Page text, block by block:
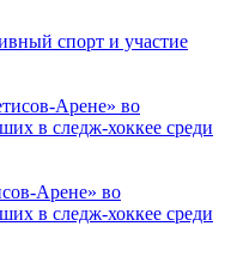
спорт и участие
Арене» во
в следж-хоккее среди